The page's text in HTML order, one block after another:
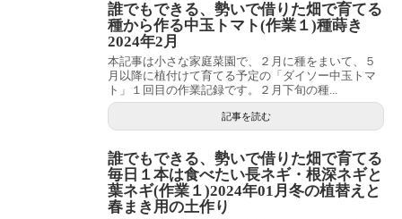
誰でもできる、勢いで借りた畑で育てる
種から作る中玉トマト(作業１)種蒔き
2024年2月
本記事は小さな家庭菜園で、２月に種をまいて、５
月以降に植付けて育てる予定の「ダイソー中玉トマ
ト」１回目の作業記録です。２月下旬の種...
記事を読む
誰でもできる、勢いで借りた畑で育てる
毎日１本は食べたい長ネギ・根深ネギと
葉ネギ(作業１)2024年01月冬の植替えと
春まき用の土作り